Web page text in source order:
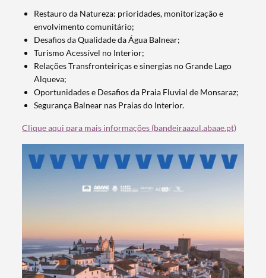
Restauro da Natureza: prioridades, monitorização e
envolvimento comunitário;
Desafios da Qualidade da Água Balnear;
Turismo Acessível no Interior;
Relações Transfronteiriças e sinergias no Grande Lago
Alqueva;
Oportunidades e Desafios da Praia Fluvial de Monsaraz;
Segurança Balnear nas Praias do Interior.
Clique aqui para mais informações (bandeiraazul.abaae.pt)